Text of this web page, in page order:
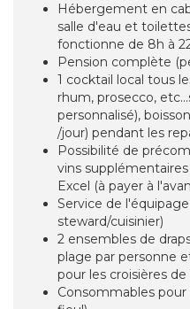
Hébergement en
salle d'eau et
fonctionne de 8h à
Pension complète
1 cocktail local tous
rhum, prosecco,
personnalisé),
/jour) pendant les
Possibilité de
vins
Excel (à payer à
Service de
steward/cuisinier)
2 ensembles de
plage par personne
pour les croisières de
Consommables